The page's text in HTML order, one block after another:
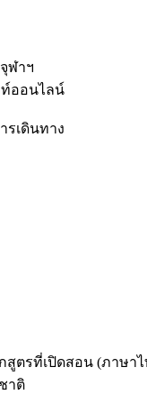
ฬาฯ
ออนไลน์
รเดินทาง
สูตรที่เปิดสอน (ภาษาไ
าติ